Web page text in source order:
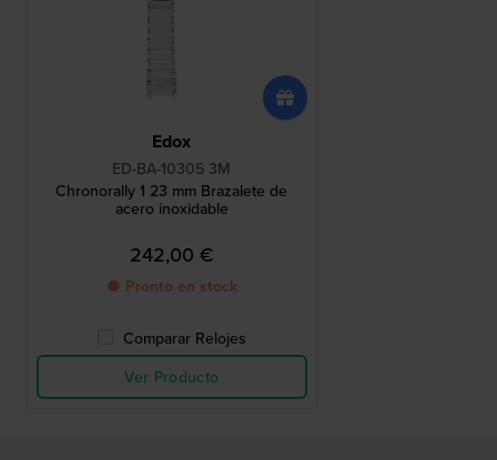
Edox
ED-BA-10305 3M
Chronorally 1 23 mm Brazalete de
acero inoxidable
242,00 €
● Pronto en stock
Comparar Relojes
Ver Producto